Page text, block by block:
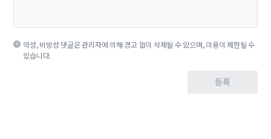
악성, 비방성 댓글은 관리자에 의해 경고 없이 삭제될 수 있으며, 이용이 제한될 수
있습니다.
등록